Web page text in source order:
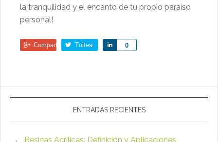
la tranquilidad y el encanto de tu propio paraíso
personal!
Comparte Tuitea 0
Comparte
Primary
ENTRADAS RECIENTES
Resinas Acrílicas: Definición y Aplicaciones